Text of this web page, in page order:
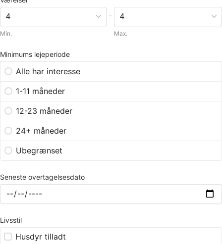
Min.
-
Max.
Minimums lejeperiode
Alle har interesse
1-11 måneder
12-23 måneder
24+ måneder
Ubegrænset
Seneste overtagelsesdato
Livsstil
Husdyr tilladt